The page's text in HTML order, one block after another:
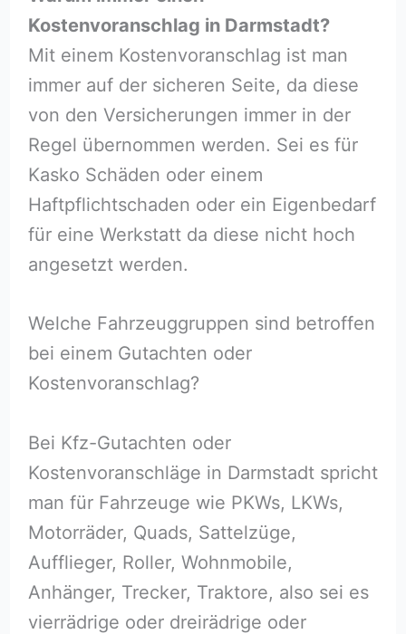
Kostenvoranschlag in Darmstadt?
Mit einem Kostenvoranschlag ist man
immer auf der sicheren Seite, da diese
von den Versicherungen immer in der
Regel übernommen werden. Sei es für
Kasko Schäden oder einem
Haftpflichtschaden oder ein Eigenbedarf
für eine Werkstatt da diese nicht hoch
angesetzt werden.
Welche Fahrzeuggruppen sind betroffen
bei einem Gutachten oder
Kostenvoranschlag?
Bei Kfz-Gutachten oder
Kostenvoranschläge in Darmstadt spricht
man für Fahrzeuge wie PKWs, LKWs,
Motorräder, Quads, Sattelzüge,
Aufflieger, Roller, Wohnmobile,
Anhänger, Trecker, Traktore, also sei es
vierrädrige oder dreirädrige oder